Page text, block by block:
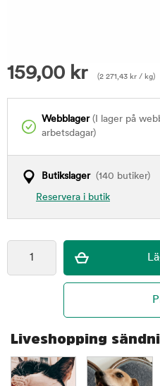
159,00 kr (2 271,43 kr / kg)
Webblager(I lager på
arbetsdagar)
Butikslager(140 butiker)
Reservera i butik
Liveshopping